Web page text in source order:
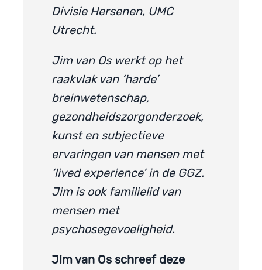
Divisie Hersenen, UMC
Utrecht.
Jim van Os werkt op het
raakvlak van ‘harde’
breinwetenschap,
gezondheidszorgonderzoek,
kunst en subjectieve
ervaringen van mensen met
‘lived experience’ in de GGZ.
Jim is ook familielid van
mensen met
psychosegevoeligheid.
Jim van Os schreef deze